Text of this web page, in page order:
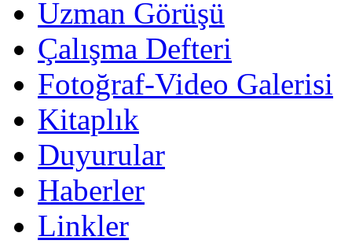
Uzman Görüşü
Çalışma Defteri
Fotoğraf-Video Galerisi
Kitaplık
Duyurular
Haberler
Linkler